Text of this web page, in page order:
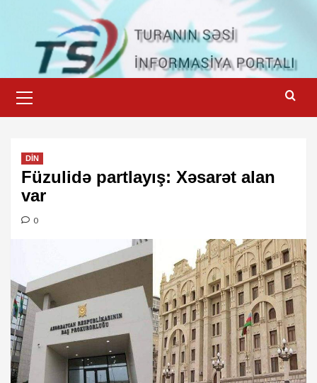
content
Menu
DİN
Füzulidə partlayış: Xəsarət alan
var
0